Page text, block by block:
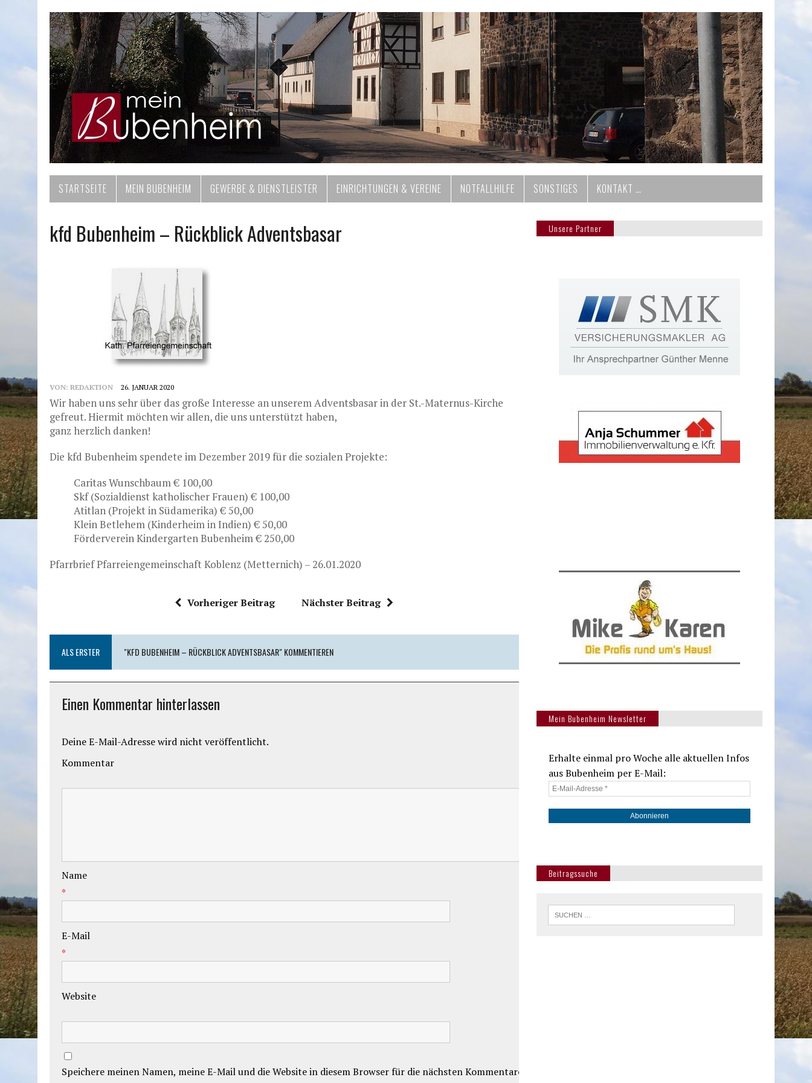
STARTSEITE MEIN BUBENHEIM GEWERBE & DIENSTLEISTER EINRICHTUNGEN & VEREINE NOTFALLHILFE SONSTIGES KONTAKT …
kfd Bubenheim – Rückblick Adventsbasar
VON: REDAKTION 26. JANUAR 2020
Wir haben uns sehr über das große Interesse an unserem Adventsbasar in der St.-Maternus-Kirche
gefreut. Hiermit möchten wir allen, die uns unterstützt haben,
ganz herzlich danken!
Die kfd Bubenheim spendete im Dezember 2019 für die sozialen Projekte:
Caritas Wunschbaum € 100,00
Skf (Sozialdienst katholischer Frauen) € 100,00
Atitlan (Projekt in Südamerika) € 50,00
Klein Betlehem (Kinderheim in Indien) € 50,00
Förderverein Kindergarten Bubenheim € 250,00
Pfarrbrief Pfarreiengemeinschaft Koblenz (Metternich) – 26.01.2020
Vorheriger Beitrag Nächster Beitrag
ALS ERSTER "KFD BUBENHEIM – RÜCKBLICK ADVENTSBASAR" KOMMENTIEREN
Einen Kommentar hinterlassen
Deine E-Mail-Adresse wird nicht veröffentlicht.
Kommentar
Name
*
E-Mail
*
Website
Speichere meinen Namen, meine E-Mail und die Website in diesem Browser für die nächsten Kommentare.
Unsere Partner
Mein Bubenheim Newsletter
Erhalte einmal pro Woche alle aktuellen Infos
aus Bubenheim per E-Mail:
Beitragssuche